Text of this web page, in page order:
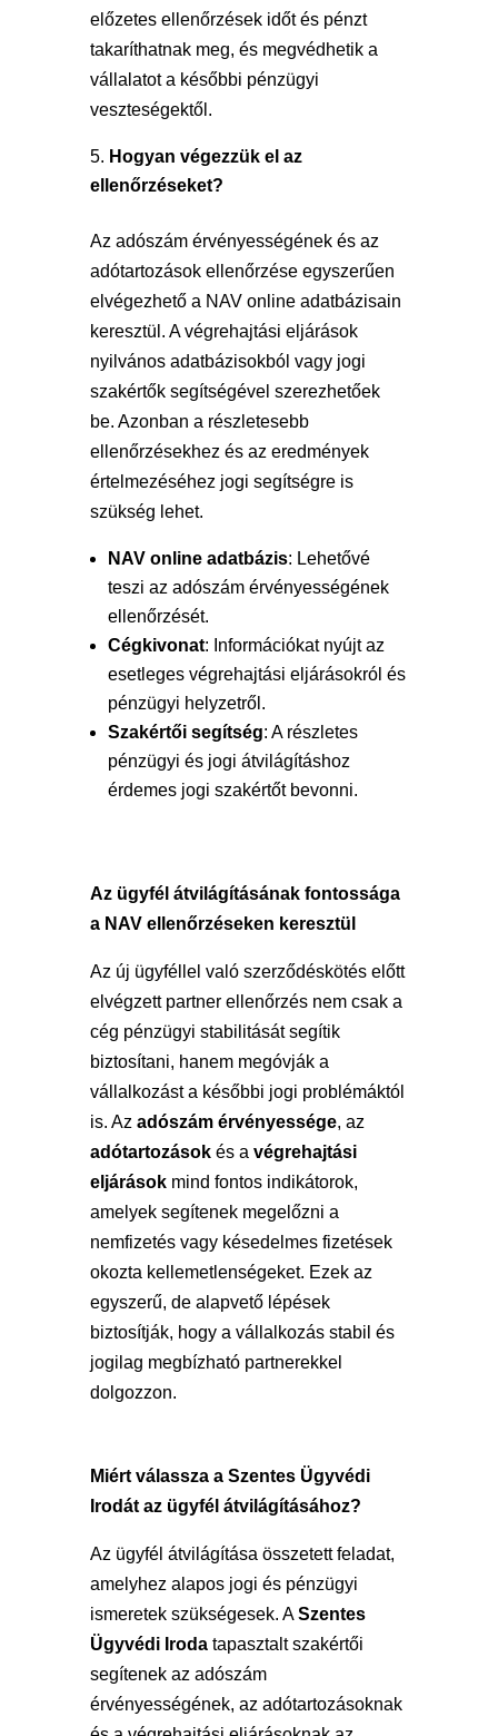
előzetes ellenőrzések időt és pénzt
takaríthatnak meg, és megvédhetik a
vállalatot a későbbi pénzügyi
veszteségektől.
Hogyan végezzük el az
ellenőrzéseket?
Az adószám érvényességének és az
adótartozások ellenőrzése egyszerűen
elvégezhető a NAV online adatbázisain
keresztül. A végrehajtási eljárások
nyilvános adatbázisokból vagy jogi
szakértők segítségével szerezhetőek
be. Azonban a részletesebb
ellenőrzésekhez és az eredmények
értelmezéséhez jogi segítségre is
szükség lehet.
NAV online adatbázis: Lehetővé
teszi az adószám érvényességének
ellenőrzését.
Cégkivonat: Információkat nyújt az
esetleges végrehajtási eljárásokról és
pénzügyi helyzetről.
Szakértői segítség: A részletes
pénzügyi és jogi átvilágításhoz
érdemes jogi szakértőt bevonni.
Az ügyfél átvilágításának fontossága
a NAV ellenőrzéseken keresztül
Az új ügyféllel való szerződéskötés előtt
elvégzett partner ellenőrzés nem csak a
cég pénzügyi stabilitását segítik
biztosítani, hanem megóvják a
vállalkozást a későbbi jogi problémáktól
is. Az adószám érvényessége, az
adótartozásokés a végrehajtási
eljárásokmind fontos indikátorok,
amelyek segítenek megelőzni a
nemfizetés vagy késedelmes fizetések
okozta kellemetlenségeket. Ezek az
egyszerű, de alapvető lépések
biztosítják, hogy a vállalkozás stabil és
jogilag megbízható partnerekkel
dolgozzon.
Miért válassza a Szentes Ügyvédi
Irodát az ügyfél átvilágításához?
Az ügyfél átvilágítása összetett feladat,
amelyhez alapos jogi és pénzügyi
ismeretek szükségesek. ASzentes
Ügyvédi Irodatapasztalt szakértői
segítenek az adószám
érvényességének, az adótartozásoknak